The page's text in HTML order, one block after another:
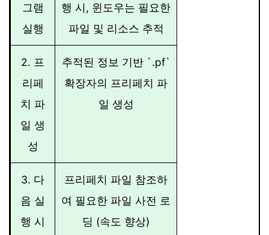
그램
실행
행 시, 윈도우는 필요한
파일 및 리소스 추적
2. 프
리페
치 파
일 생
성
추적된 정보 기반 `.pf`
확장자의 프리페치 파
일 생성
3. 다
음 실
행 시
프리페치 파일 참조하
여 필요한 파일 사전 로
딩 (속도 향상)